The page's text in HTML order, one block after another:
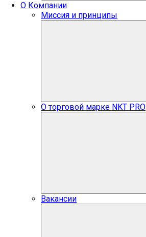
О Компании
Миссия и принципы
О торговой марке NKT PRO
Вакансии